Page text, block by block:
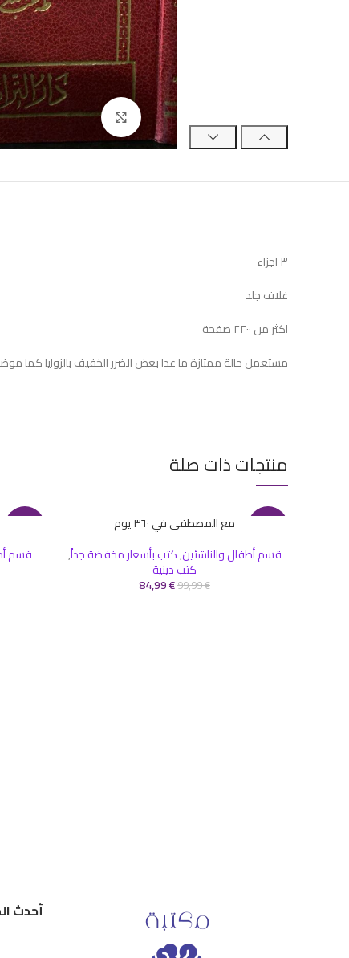
Click to enlarge
٣ اجزاء
غلاف جلد
اكثر من ٢٢٠٠ صفحة
مستعمل حالة ممتازة ما عدا بعض الضرر الخفيف بالزوايا كما
منتجات ذات صلة
SOLD
قراءة المزيدمع المصطفى في ٣٦٠ يوم
قسم أطفال والناشئين,كتب بأسعار مخفضة جداً,
كتب دينية
99,99€
84,99€
إضافة
قسم
أحدث